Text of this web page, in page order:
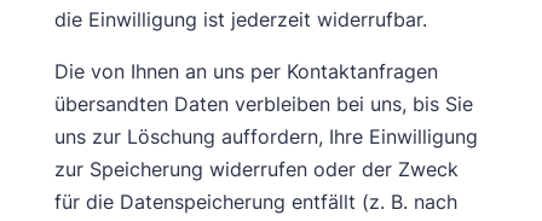
die Einwilligung ist jederzeit widerrufbar.
Die von Ihnen an uns per Kontaktanfragen
übersandten Daten verbleiben bei uns, bis Sie
uns zur Löschung auffordern, Ihre Einwilligung
zur Speicherung widerrufen oder der Zweck
für die Datenspeicherung entfällt (z. B. nach